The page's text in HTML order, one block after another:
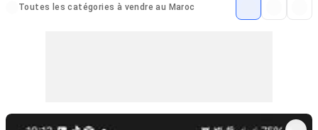
Toutes les catégories à vendre au Maroc